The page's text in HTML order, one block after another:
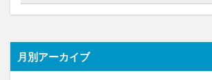
月別アーカイブ